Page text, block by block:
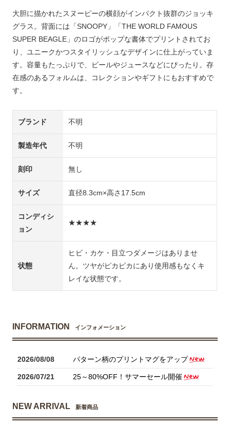
大胆に描かれたスヌーピーの横顔がインパクト抜群のジョッキ
グラス。背面には「SNOOPY」「THE WORLD FAMOUS
SUPER BEAGLE」のロゴがポップな書体でプリントされてお
り、ユニークかつスタイリッシュなデザインに仕上がっていま
す。容量もたっぷりで、ビールやジュースなどにぴったり。存
在感のあるフォルムは、コレクションやギフトにもおすすめで
す。
ブランド 不明
製造年代 不明
刻印 無し
サイズ 直径8.3cm×高さ17.5cm
コンディシ
ョン
★★★★
状態
ヒビ・カケ・目立つダメージはありませ
ん。ツヤがピカピカにあり使用感もなくキ
レイな状態です。
INFORMATION インフォメーション
2026/08/08 パターン柄のプリントマグをアップ
2026/07/21 25～80%OFF！サマーセール開催
NEW ARRIVAL 新着商品